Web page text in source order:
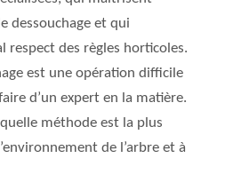
dessouchage et qui
des règles horticoles.
est une opération difficile
d’un expert en la matière.
méthode est la plus
de l’arbre et à